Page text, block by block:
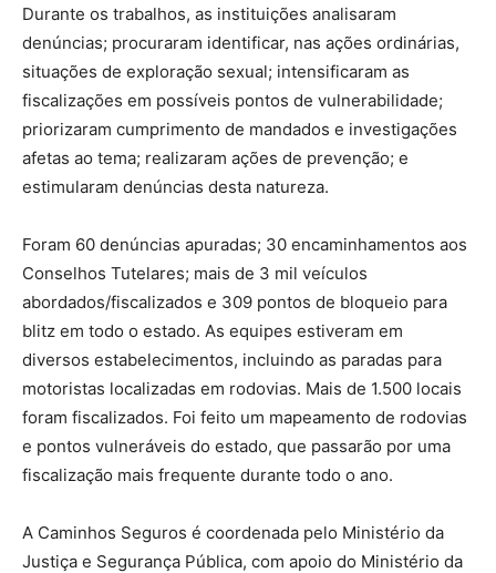
Durante os trabalhos, as instituições analisaram
denúncias; procuraram identificar, nas ações ordinárias,
situações de exploração sexual; intensificaram as
fiscalizações em possíveis pontos de vulnerabilidade;
priorizaram cumprimento de mandados e investigações
afetas ao tema; realizaram ações de prevenção; e
estimularam denúncias desta natureza.
Foram 60 denúncias apuradas; 30 encaminhamentos aos
Conselhos Tutelares; mais de 3 mil veículos
abordados/fiscalizados e 309 pontos de bloqueio para
blitz em todo o estado. As equipes estiveram em
diversos estabelecimentos, incluindo as paradas para
motoristas localizadas em rodovias. Mais de 1.500 locais
foram fiscalizados. Foi feito um mapeamento de rodovias
e pontos vulneráveis do estado, que passarão por uma
fiscalização mais frequente durante todo o ano.
A Caminhos Seguros é coordenada pelo Ministério da
Justiça e Segurança Pública, com apoio do Ministério da